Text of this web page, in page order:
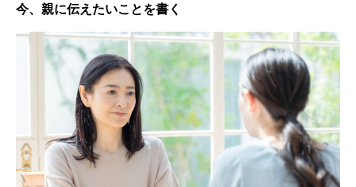
今、親に伝えたいことを書く